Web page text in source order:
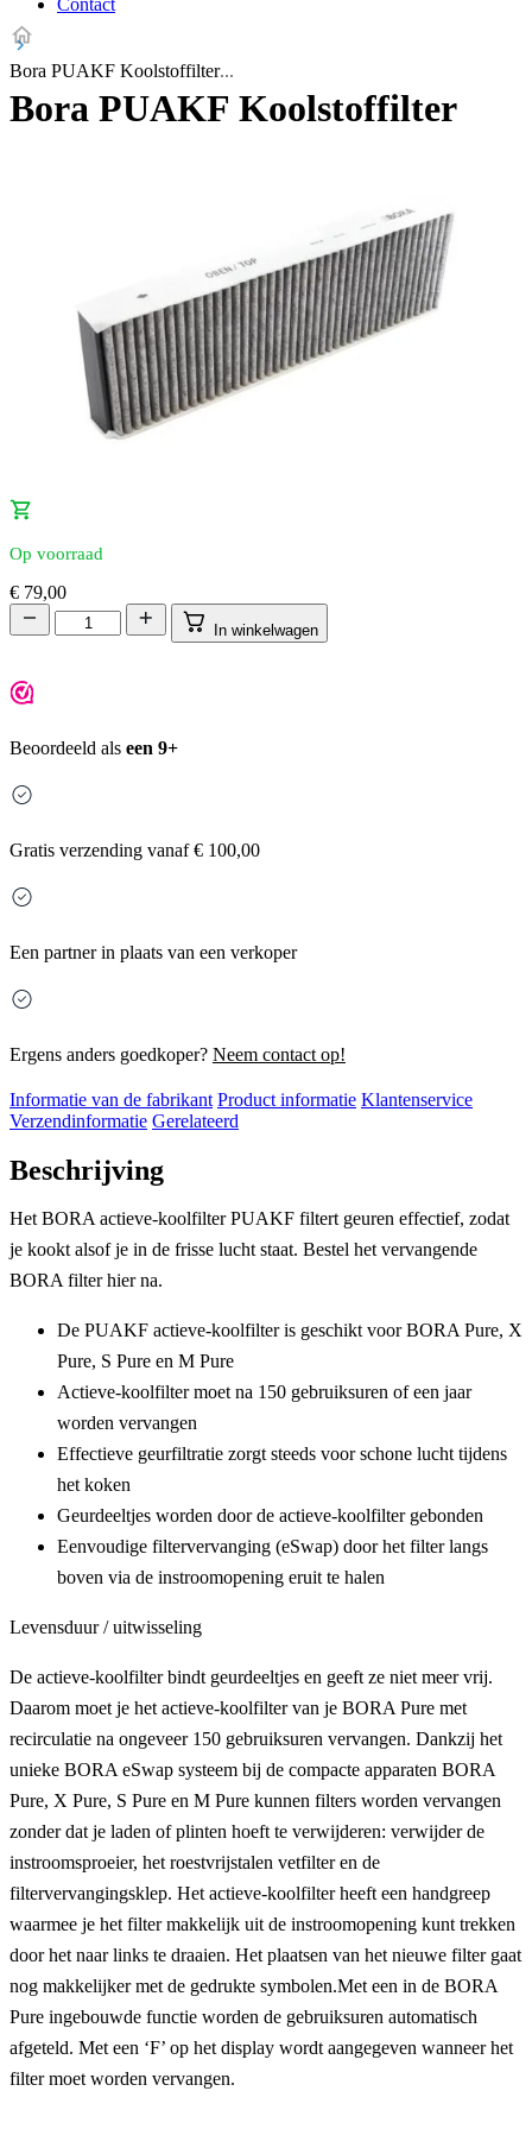
Contact
Bora PUAKF Koolstoffilter
Bora PUAKF Koolstoffilter
Op voorraad
€ 79,00
In winkelwagen
Beoordeeld als een 9+
Gratis verzending vanaf € 100,00
Een partner in plaats van een verkoper
Ergens anders goedkoper? Neem contact op!
Informatie van de fabrikant Product informatie Klantenservice
Verzendinformatie Gerelateerd
Beschrijving
Het BORA actieve-koolfilter PUAKF filtert geuren effectief, zodat
je kookt alsof je in de frisse lucht staat. Bestel het vervangende
BORA filter hier na.
De PUAKF actieve-koolfilter is geschikt voor BORA Pure, X
Pure, S Pure en M Pure
Actieve-koolfilter moet na 150 gebruiksuren of een jaar
worden vervangen
Effectieve geurfiltratie zorgt steeds voor schone lucht tijdens
het koken
Geurdeeltjes worden door de actieve-koolfilter gebonden
Eenvoudige filtervervanging (eSwap) door het filter langs
boven via de instroomopening eruit te halen
Levensduur / uitwisseling
De actieve-koolfilter bindt geurdeeltjes en geeft ze niet meer vrij.
Daarom moet je het actieve-koolfilter van je BORA Pure met
recirculatie na ongeveer 150 gebruiksuren vervangen. Dankzij het
unieke BORA eSwap systeem bij de compacte apparaten BORA
Pure, X Pure, S Pure en M Pure kunnen filters worden vervangen
zonder dat je laden of plinten hoeft te verwijderen: verwijder de
instroomsproeier, het roestvrijstalen vetfilter en de
filtervervangingsklep. Het actieve-koolfilter heeft een handgreep
waarmee je het filter makkelijk uit de instroomopening kunt trekken
door het naar links te draaien. Het plaatsen van het nieuwe filter gaat
nog makkelijker met de gedrukte symbolen.Met een in de BORA
Pure ingebouwde functie worden de gebruiksuren automatisch
afgeteld. Met een ‘F’ op het display wordt aangegeven wanneer het
filter moet worden vervangen.